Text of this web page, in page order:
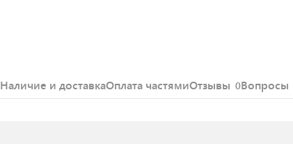
Наличие и доставкаОплата частямиОтзывы 0Вопросы